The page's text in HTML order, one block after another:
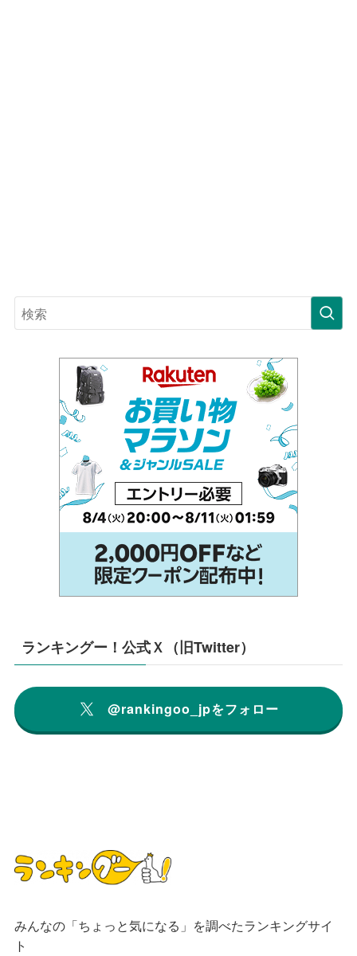
ランキングー！公式Ｘ（旧Twitter）
@rankingoo_jpをフォロー
みんなの「ちょっと気になる」を調べたランキングサイ
ト